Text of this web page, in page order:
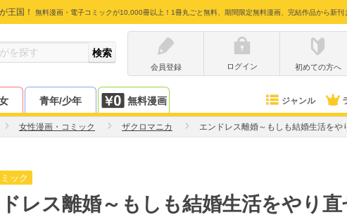
王国！ 無料漫画・電子コミックが10,000冊以上！1冊丸ごと無料、期間限定無料漫画、完結作品から新刊
会員登録
ログイン 初めての方へ
青年/少年 無料漫画 ジャンル
女性漫画・コミック ザクロマニカ エンドレス離婚～もしも結婚生活をや
ック
レス離婚～もしも結婚生活をやり